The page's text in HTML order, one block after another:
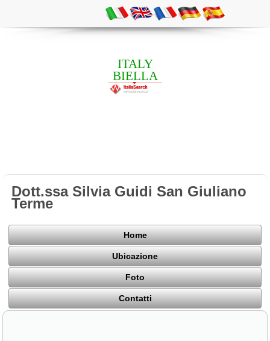
ITALY
BIELLA
Dott.ssa Silvia Guidi San Giuliano
Terme
Home
Ubicazione
Foto
Contatti